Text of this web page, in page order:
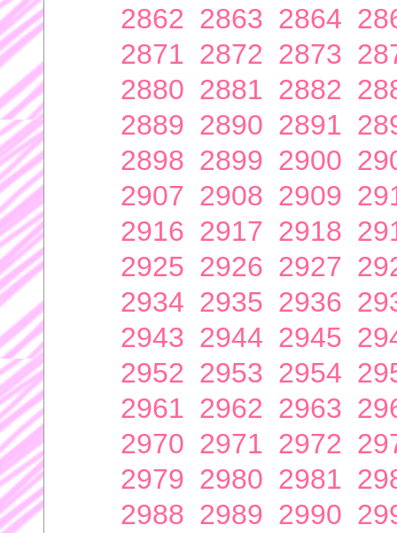
2862 2863 2864
2871 2872 2873
2880 2881 2882
2889 2890 2891
2898 2899 2900
2907 2908 2909
2916 2917 2918
2925 2926 2927
2934 2935 2936
2943 2944 2945
2952 2953 2954
2961 2962 2963
2970 2971 2972
2979 2980 2981
2988 2989 2990